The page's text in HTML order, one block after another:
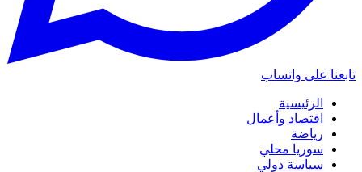
تابعنا على واتساب
الرئيسية
اقتصاد وأعمال
رياضة
سوريا محلي
سياسة دولي